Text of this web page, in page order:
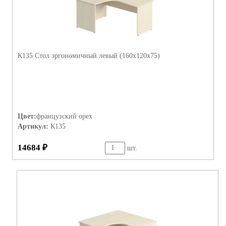
К135 Стол эргономичный левый (160х120х75)
Цвет:французский орех
Артикул: К135
14684 ₽ шт.